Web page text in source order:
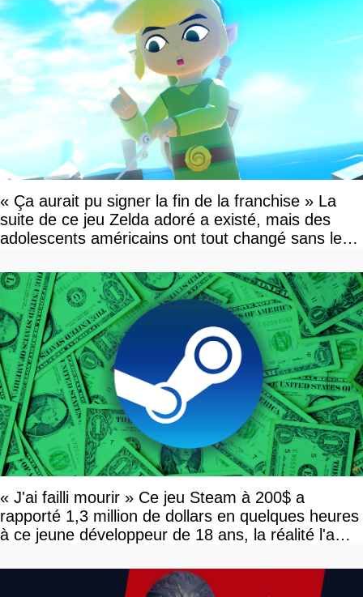
« Ça aurait pu signer la fin de la franchise » La
suite de ce jeu Zelda adoré a existé, mais des
adolescents américains ont tout changé sans le
« J'ai failli mourir » Ce jeu Steam à 200$ a
rapporté 1,3 million de dollars en quelques heures
à ce jeune développeur de 18 ans, la réalité l'a